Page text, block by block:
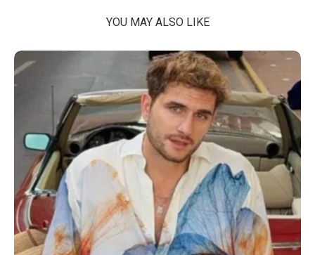
YOU MAY ALSO LIKE